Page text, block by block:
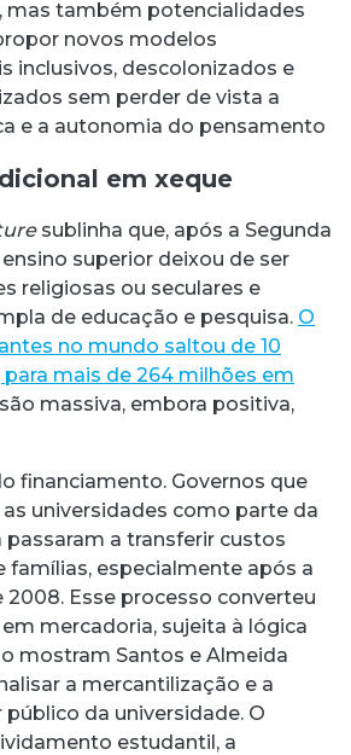
mas também potencialidades
novos modelos
inclusivos, descolonizados e
sem perder de vista a
e a autonomia do pensamento
em xeque
sublinha que, após a Segunda
superior deixou de ser
religiosas ou seculares e
de educação e pesquisa. O
no mundo saltou de 10
para mais de 264 milhões em
massiva, embora positiva,
financiamento. Governos que
universidades como parte da
a transferir custos
famílias, especialmente após a
2008. Esse processo converteu
mercadoria, sujeita à lógica
mostram Santos e Almeida
a mercantilização e a
da universidade. O
estudantil, a